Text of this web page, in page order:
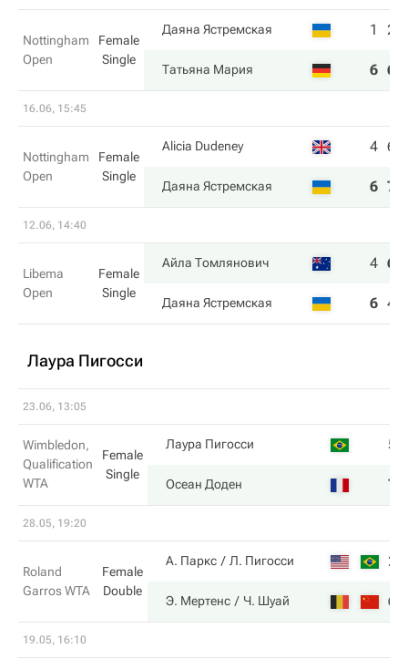
Nottingham
Open
Female
Single
Даяна Ястремская 1 2
Татьяна Мария 6 6
16.06, 15:45
Nottingham
Open
Female
Single
Alicia Dudeney 4 6
Даяна Ястремская 6 7
12.06, 14:40
Libema
Open
Female
Single
Айла Томлянович 4 6
Даяна Ястремская 6 4
Лаура Пигосси
23.06, 13:05
Wimbledon,
Qualification
WTA
Female
Single
Лаура Пигосси 5
Осеан Доден 7
28.05, 19:20
Roland
Garros WTA
Female
Double
А. Паркс Л. Пигосси 2
Э. Мертенс Ч. Шуай 6
19.05, 16:10